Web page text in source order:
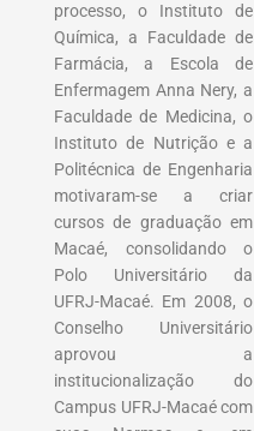
processo, o Instituto de
Química, a Faculdade de
Farmácia, a Escola de
Enfermagem Anna Nery, a
Faculdade de Medicina, o
Instituto de Nutrição e a
Politécnica de Engenharia
motivaram-se a criar
cursos de graduação em
Macaé, consolidando o
Polo Universitário da
UFRJ-Macaé. Em 2008, o
Conselho Universitário
aprovou a
institucionalização do
Campus UFRJ-Macaé com